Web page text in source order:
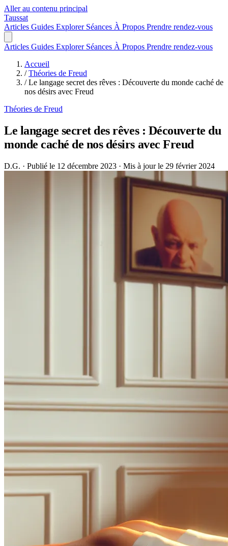
Aller au contenu principal
Taussat
Articles Guides Explorer Séances À Propos Prendre rendez-vous
Articles Guides Explorer Séances À Propos Prendre rendez-vous
Accueil
/ Théories de Freud
/ Le langage secret des rêves : Découverte du monde caché de
nos désirs avec Freud
Théories de Freud
Le langage secret des rêves : Découverte du
monde caché de nos désirs avec Freud
D.G. · Publié le 12 décembre 2023 · Mis à jour le 29 février 2024